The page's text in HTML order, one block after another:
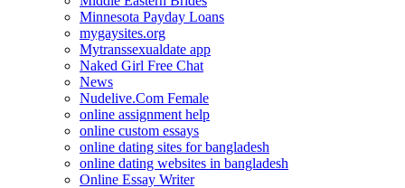
Minnesota Payday Loans
mygaysites.org
Mytranssexualdate app
Naked Girl Free Chat
News
Nudelive.Com Female
online assignment help
online custom essays
online dating sites for bangladesh
online dating websites in bangladesh
Online Essay Writer